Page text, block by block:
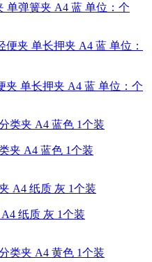
单弹簧夹 A4 蓝 单位：个
夹 单长押夹 A4 蓝 单位：个
夹 A4 蓝色 1个装
纸质 灰 1个装